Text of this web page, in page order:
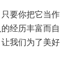
要你把它当作
经历丰富而自
我们为了美好